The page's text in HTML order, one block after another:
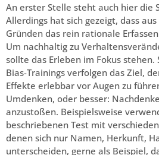
An erster Stelle steht auch hier die
Allerdings hat sich gezeigt, dass
Gründen das rein rationale
Um nachhaltig zu
sollte das Erleben im Fokus stehen.
Bias-Trainings verfolgen das Ziel,
Effekte erlebbar vor Augen zu
Umdenken, oder besser:
anzustoßen. Beispielsweise
beschriebenen Test mit
denen sich nur Namen, Herkunft,
unterscheiden, gerne als Beispiel,